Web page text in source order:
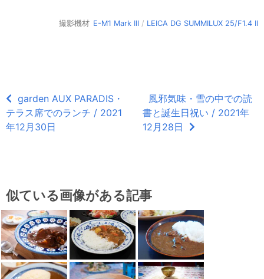
撮影機材 E-M1 Mark III / LEICA DG SUMMILUX 25/F1.4 II
garden AUX PARADIS・
テラス席でのランチ / 2021
年12月30日
風邪気味・雪の中での読
書と誕生日祝い / 2021年
12月28日
似ている画像がある記事